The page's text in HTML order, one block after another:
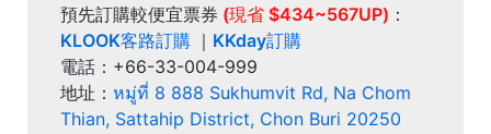
預先訂購較便宜票券 (現省 $434~567UP) ：
KLOOK客路訂購 ｜ KKday訂購
電話： +66-33-004-999
地址： หมู่ที่ 8 888 Sukhumvit Rd, Na Chom
Thian, Sattahip District, Chon Buri 20250